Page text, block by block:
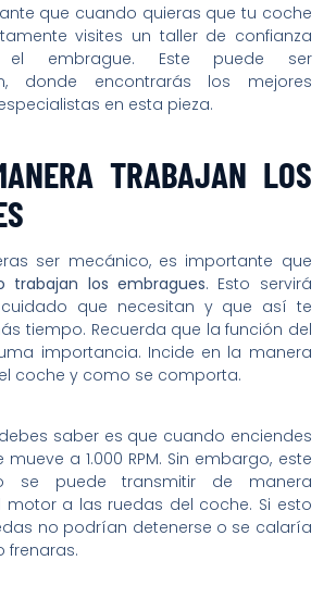
que cuando quieras que tu coche
visites un taller de confianza
el embrague. Este puede ser
donde encontrarás los mejores
en esta pieza.
TRABAJAN LOS
ser mecánico, es importante que
trabajan los embragues. Esto servirá
que necesitan y que así te
tiempo. Recuerda que la función del
importancia. Incide en la manera
coche y como se comporta.
saber es que cuando enciendes
a 1.000 RPM. Sin embargo, este
se puede transmitir de manera
motor a las ruedas del coche. Si esto
no podrían detenerse o se calaría
frenaras.